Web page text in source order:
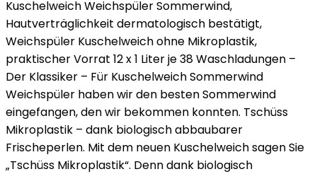
Kuschelweich Weichspüler Sommerwind,
Hautverträglichkeit dermatologisch bestätigt,
Weichspüler Kuschelweich ohne Mikroplastik,
praktischer Vorrat 12 x 1 Liter je 38 Waschladungen –
Der Klassiker – Für Kuschelweich Sommerwind
Weichspüler haben wir den besten Sommerwind
eingefangen, den wir bekommen konnten. Tschüss
Mikroplastik – dank biologisch abbaubarer
Frischeperlen. Mit dem neuen Kuschelweich sagen Sie
„Tschüss Mikroplastik“. Denn dank biologisch